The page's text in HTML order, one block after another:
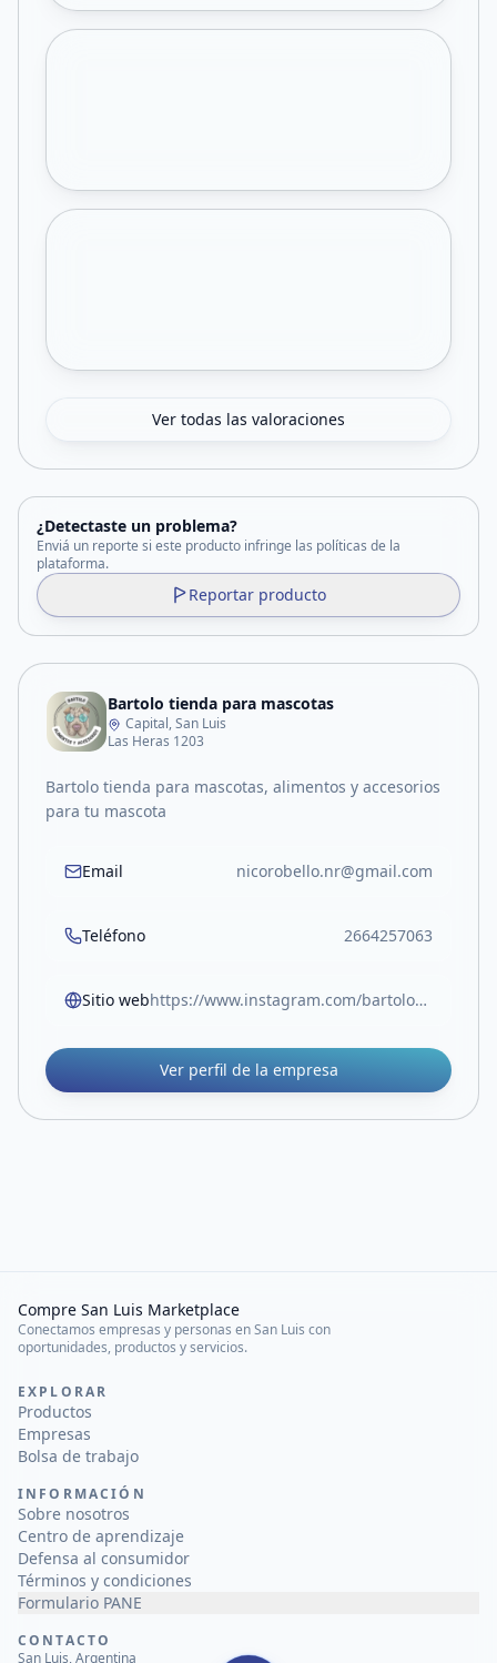
Ver todas las valoraciones
¿Detectaste un problema?
Enviá un reporte si este producto infringe las políticas de la
plataforma.
Reportar producto
Bartolo tienda para mascotas
Capital, San Luis
Las Heras 1203
Bartolo tienda para mascotas, alimentos y accesorios
para tu mascota
Email nicorobello.nr@gmail.com
Teléfono 2664257063
Sitio web https://www.instagram.com/bartolo_alimentos?igsh=cHM5NHlxemEwZ2pv&utm_source=qr
Ver perfil de la empresa
Compre San Luis Marketplace
Conectamos empresas y personas en San Luis con
oportunidades, productos y servicios.
EXPLORAR
Productos
Empresas
Bolsa de trabajo
INFORMACIÓN
Sobre nosotros
Centro de aprendizaje
Defensa al consumidor
Términos y condiciones
Formulario PANE
CONTACTO
San Luis, Argentina